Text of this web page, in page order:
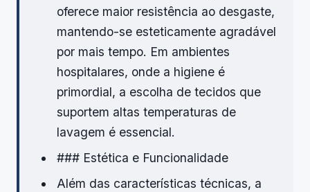
oferece maior resistência ao desgaste,
mantendo-se esteticamente agradável
por mais tempo. Em ambientes
hospitalares, onde a higiene é
primordial, a escolha de tecidos que
suportem altas temperaturas de
lavagem é essencial.
### Estética e Funcionalidade
Além das características técnicas, a